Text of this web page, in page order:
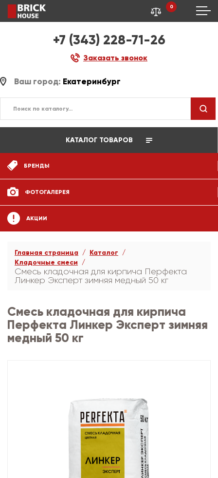
+7 (343) 228-71-26
Заказать звонок
0
Ваш город: Екатеринбург
КАТАЛОГ ТОВАРОВ
БРЕНДЫ
ФОТОГАЛЕРЕЯ
АКЦИИ
Главная страница
Каталог
Кладочные смеси
Смесь кладочная для кирпича Перфекта
Линкер Эксперт зимняя медный 50 кг
Смесь кладочная для кирпича
Перфекта Линкер Эксперт зимняя
медный 50 кг